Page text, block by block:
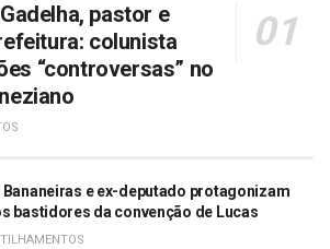
pastor e
colunista
“controversas” no
Bananeiras e ex-deputado protagonizam
bastidores da convenção de Lucas